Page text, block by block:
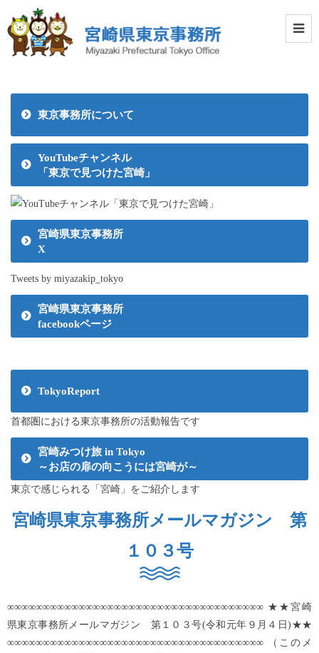
東京事務所について
YouTubeチャンネル
「東京で見つけた宮崎」
宮崎県東京事務所
X
Tweets by miyazakip_tokyo
宮崎県東京事務所
facebookページ
TokyoReport
首都圏における東京事務所の活動報告です
宮崎みつけ旅 in Tokyo
～お店の扉の向こうには宮崎が～
東京で感じられる「宮崎」をご紹介します
宮崎県東京事務所メールマガジン 第
１０３号
∞∞∞∞∞∞∞∞∞∞∞∞∞∞∞∞∞∞∞∞∞∞∞∞∞∞∞∞∞∞∞∞∞∞∞∞ ★★宮崎
県東京事務所メールマガジン 第１０３号(令和元年９月４日)★★
∞∞∞∞∞∞∞∞∞∞∞∞∞∞∞∞∞∞∞∞∞∞∞∞∞∞∞∞∞∞∞∞∞∞∞∞ （このメ